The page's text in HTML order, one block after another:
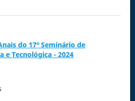
do 17º Seminário de
e Tecnológica - 2024